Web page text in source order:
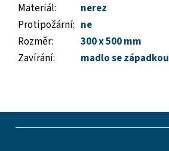
Materiál:
nerez
Protipožární: ne
Rozměr:
300 x 500 mm
Zavírání: madlo se západkou